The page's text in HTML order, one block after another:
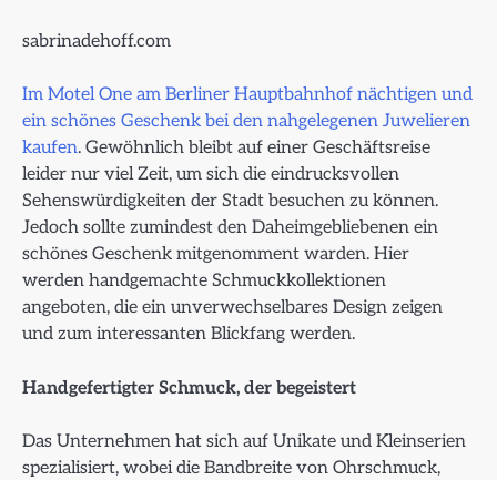
sabrinadehoff.com
Im Motel One am Berliner Hauptbahnhof nächtigen und
ein schönes Geschenk bei den nahgelegenen Juwelieren
kaufen. Gewöhnlich bleibt auf einer Geschäftsreise
leider nur viel Zeit, um sich die eindrucksvollen
Sehenswürdigkeiten der Stadt besuchen zu können.
Jedoch sollte zumindest den Daheimgebliebenen ein
schönes Geschenk mitgenomment warden. Hier
werden handgemachte Schmuckkollektionen
angeboten, die ein unverwechselbares Design zeigen
und zum interessanten Blickfang werden.
Handgefertigter Schmuck, der begeistert
Das Unternehmen hat sich auf Unikate und Kleinserien
spezialisiert, wobei die Bandbreite von Ohrschmuck,